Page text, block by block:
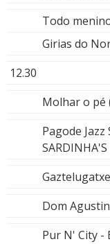
Todo
Girias do
12.30
Molhar o pé
Pagode Jazz
SARDINHA'S
Dom
Pur N' City -